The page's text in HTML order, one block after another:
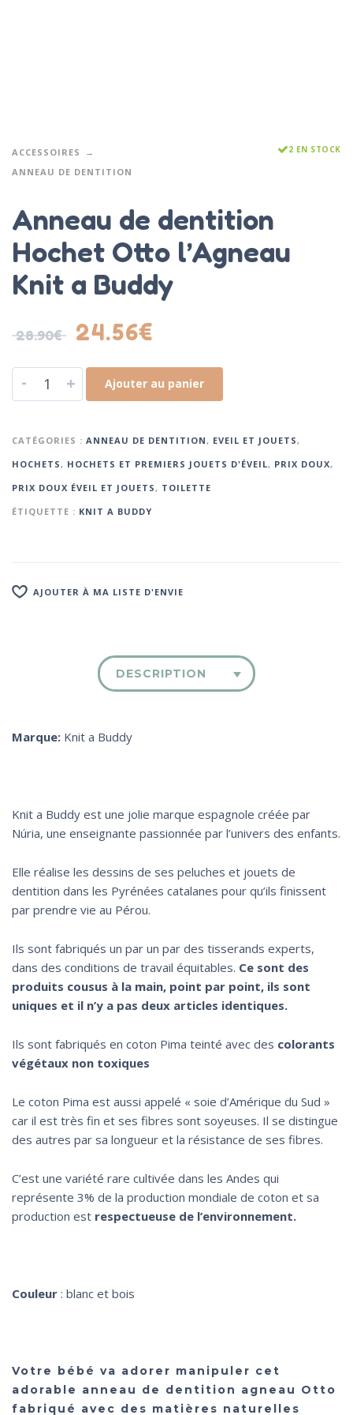
ACCESSOIRES
ANNEAU DE DENTITION
2 EN STOCK
Anneau de dentition
Hochet Otto l’Agneau
Knit a Buddy
28.90€ 24.56€
- + Ajouter au panier
CATÉGORIES : ANNEAU DE DENTITION , EVEIL ET JOUETS ,
HOCHETS , HOCHETS ET PREMIERS JOUETS D'ÉVEIL, PRIX DOUX,
PRIX DOUX ÉVEIL ET JOUETS , TOILETTE
ÉTIQUETTE : KNIT A BUDDY
AJOUTER À MA LISTE D'ENVIE
DESCRIPTION
Marque: Knit a Buddy
Knit a Buddy est une jolie marque espagnole créée par
Núria, une enseignante passionnée par l’univers des enfants.
Elle réalise les dessins de ses peluches et jouets de
dentition dans les Pyrénées catalanes pour qu’ils finissent
par prendre vie au Pérou.
Ils sont fabriqués un par un par des tisserands experts,
dans des conditions de travail équitables. Ce sont des
produits cousus à la main, point par point, ils sont
uniques et il n’y a pas deux articles identiques.
Ils sont fabriqués en coton Pima teinté avec des colorants
végétaux non toxiques
Le coton Pima est aussi appelé « soie d’Amérique du Sud »
car il est très fin et ses fibres sont soyeuses. Il se distingue
des autres par sa longueur et la résistance de ses fibres.
C’est une variété rare cultivée dans les Andes qui
représente 3% de la production mondiale de coton et sa
production est respectueuse de l’environnement.
Couleur : blanc et bois
Votre bébé va adorer manipuler cet
adorable anneau de dentition agneau Otto
fabriqué avec des matières naturelles